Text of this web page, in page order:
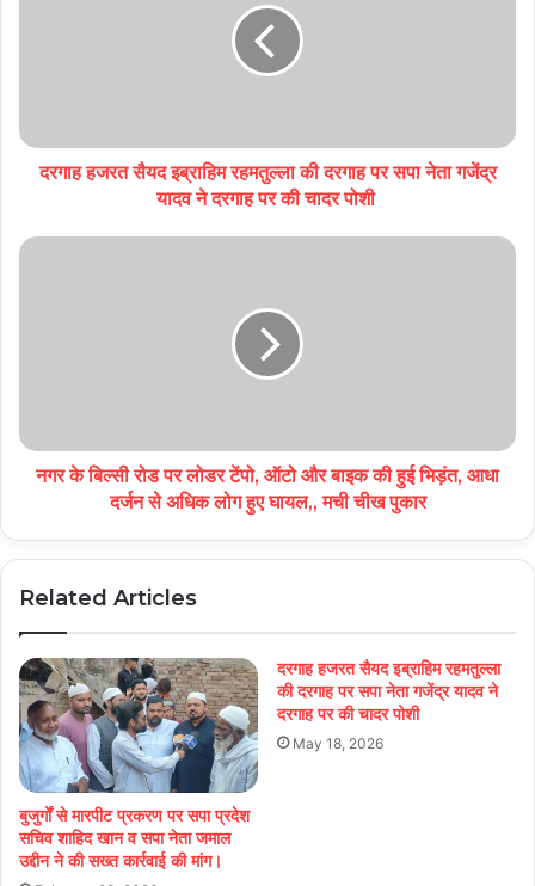
दरगाह हजरत सैयद इब्राहिम रहमतुल्ला की दरगाह पर सपा नेता गजेंद्र
यादव ने दरगाह पर की चादर पोशी
नगर के बिल्सी रोड पर लोडर टेंपो, ऑटो और बाइक की हुई भिड़ंत, आधा
दर्जन से अधिक लोग हुए घायल,, मची चीख पुकार
Related Articles
बुजुर्गों से मारपीट प्रकरण पर सपा प्रदेश
सचिव शाहिद खान व सपा नेता जमाल
उद्दीन ने की सख्त कार्रवाई की मांग।
दरगाह हजरत सैयद इब्राहिम रहमतुल्ला
की दरगाह पर सपा नेता गजेंद्र यादव ने
दरगाह पर की चादर पोशी
May 18, 2026